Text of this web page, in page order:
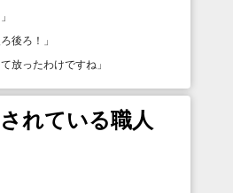
」
後ろ！
」
放ったわけですね 」
れている職人